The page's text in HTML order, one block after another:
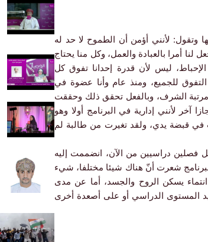
وتقول: لأنني أؤمن أن الطموح لا حد له
أمرا بالعبادة والعمل، وكل منا يحتاج
ليس لأن قدرة إحدانا تفوق كل
للجميع، ومنذ عام وأنا عضوة في
الشرف، وبالفعل تحقق ذلك وحققت
آخر لأنني إدارية في البرنامج أولا وهو
في قبضة يدي، ولقد تغيرت من طالبة لم
فصلين دراسيين من الآن، انضممت إليه
شعرت أنّ هناك شيئا مختلفا، شيء
يسكن الروح والجسد، أما عن مدى
المستوى الدراسي أو على أصعدة أخرى